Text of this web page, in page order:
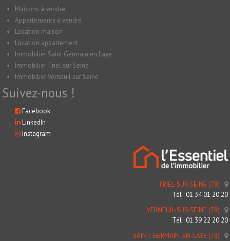
Maisons à vendre
Appartements à vendre
Location maison
Location appartement
Immobilier Saint Germain en Laye
Immobilier Triel sur Seine
Immobilier Verneuil sur Seine
Suivez-nous !
Facebook
LinkedIn
Instagram
TRIEL-SUR-SEINE (78)
Tél : 01 34 01 20 20
VERNEUIL-SUR-SEINE (78)
Tél : 01 39 22 20 20
SAINT GERMAIN-EN-LAYE (78)